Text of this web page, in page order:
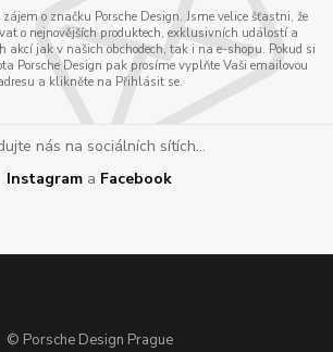
o značku Porsche Design. Jsme velice šťastni, že
o nejnovějších produktech, exklusivních událostí a
akcí jak v našich obchodech, tak i na e-shopu. Pokud si
Porsche Design pak prosíme vyplňte Vaši emailovou
a klikněte na Přihlásit se.
nás na sociálních sítích...
Instagram a Facebook
© Porsche Design Prague